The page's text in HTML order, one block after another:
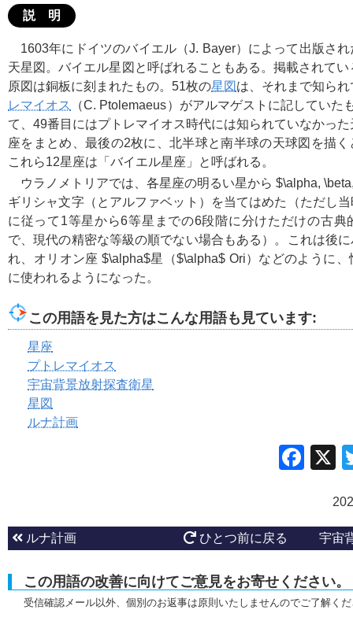
説 明
1603年にドイツのバイエル（J. Bayer）によって出版さ
天星図。バイエル星図と呼ばれることもある。掲載されてい
原図は銅板に刻まれたもの。51枚の星図 は、それまで知ら
レマイオス
（C. Ptolemaeus）がアルマゲストに記していた
て、49番目にはプトレマイオス時代には知られていなかっ
座をまとめ、最後の2枚に、北半球と南半球の天球図を描
これら12星座は「バイエル星座」と呼ばれる。
ウラノメトリアでは、各星座の明るい星から $\alpha,
ギリシャ文字（とアルファベット）を当てはめた（ただし
に従って1等星から6等星までの6段階に分けただけの古典
で、現代の精密な等級の順でない場合もある）。これは後
れ、オリオン座$\alpha$星（$\alpha$ Ori）などのように
に使われるようになった。
この用語を見た方はこんな用語も見ています:
星座
プトレマイオス
宇宙背景放射探査衛星
星図
ルナ計画
ルナ計画 ひとつ前に戻る 宇宙
この用語の改善に向けてご意見をお寄せください。
受信確認メール以外、個別のお返事は原則いたしませんのでご了解く